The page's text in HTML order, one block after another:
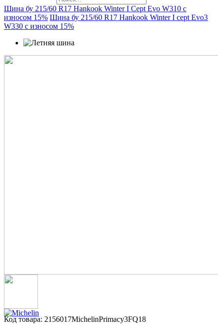
Шина бу 215/60 R17 Hankook Winter I Cept Evo W310 с
износом 15% Шина бу 215/60 R17 Hankook Winter I cept Evo3
W330 с износом 15%
Код товара: 2156017MichelinPrimacy3FQ18